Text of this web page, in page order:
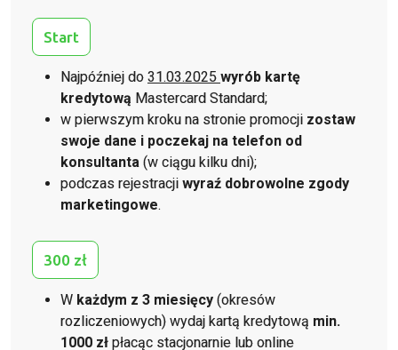
Start
Najpóźniej do 31.03.2025 wyrób kartę
kredytową Mastercard Standard;
w pierwszym kroku na stronie promocji zostaw
swoje dane i poczekaj na telefon od
konsultanta (w ciągu kilku dni);
podczas rejestracji wyraź dobrowolne zgody
marketingowe.
300 zł
W każdym z 3 miesięcy (okresów
rozliczeniowych) wydaj kartą kredytową min.
1000 zł płacąc stacjonarnie lub online